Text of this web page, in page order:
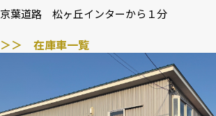
京葉道路 松ヶ丘インターから１分
＞＞ 在庫車一覧